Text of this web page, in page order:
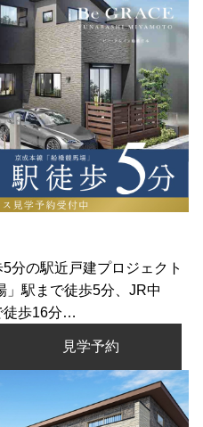
分の駅近戸建プロジェクト
駅まで徒歩5分、JR中
徒歩16分…
見学予約